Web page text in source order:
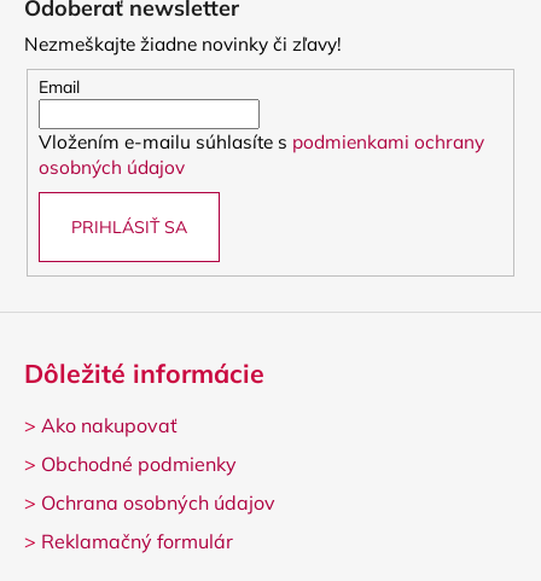
Odoberať newsletter
Nezmeškajte žiadne novinky či zľavy!
Email
Vložením e-mailu súhlasíte s podmienkami ochrany
osobných údajov
PRIHLÁSIŤ SA
Dôležité informácie
> Ako nakupovať
> Obchodné podmienky
> Ochrana osobných údajov
> Reklamačný formulár